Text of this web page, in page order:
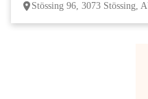
Stössing 96, 3073 Stössing,